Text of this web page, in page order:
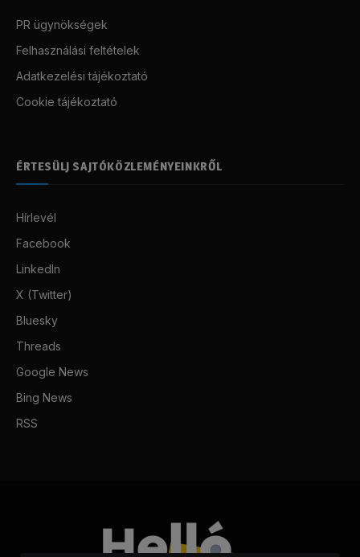
PR ügynökségek
Felhasználási feltételek
Adatkezelési tájékoztató
Cookie tájékoztató
ÉRTESÜLJ SAJTÓKÖZLEMÉNYEINKRŐL
Hírlevél
Facebook
LinkedIn
X (Twitter)
Bluesky
Threads
Google News
Bing News
RSS